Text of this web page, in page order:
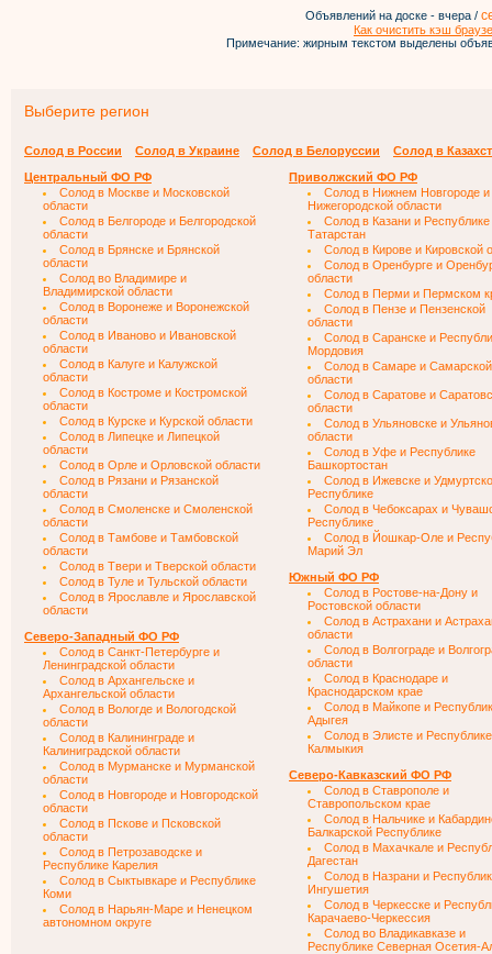
Объявлений на доске - вчера /
Как очистить кэш
Примечание: жирным текстом выделены
Выберите регион
Солод в России Солод в Украине Солод в Белоруссии
Солод в
Центральный ФО РФ
Солод в Москве и Московской
области
Солод в Белгороде и Белгородской
области
Солод в Брянске и Брянской
области
Солод во Владимире и
Владимирской области
Солод в Воронеже и Воронежской
области
Солод в Иваново и Ивановской
области
Солод в Калуге и Калужской
области
Солод в Костроме и Костромской
области
Солод в Курске и Курской области
Солод в Липецке и Липецкой
области
Солод в Орле и Орловской области
Солод в Рязани и Рязанской
области
Солод в Смоленске и Смоленской
области
Солод в Тамбове и Тамбовской
области
Солод в Твери и Тверской области
Солод в Туле и Тульской области
Солод в Ярославле и Ярославской
области
Северо-Западный ФО РФ
Солод в Санкт-Петербурге и
Ленинградской области
Солод в Архангельске и
Архангельской области
Солод в Вологде и Вологодской
области
Солод в Калининграде и
Калиниградской области
Солод в Мурманске и Мурманской
области
Солод в Новгороде и Новгородской
области
Солод в Пскове и Псковской
области
Солод в Петрозаводске и
Республике Карелия
Солод в Сыктывкаре и Республике
Коми
Солод в Нарьян-Маре и Ненецком
автономном округе
Приволжский ФО РФ
Солод в Нижнем Новгороде и
Нижегородской области
Солод в Казани и Республике
Татарстан
Солод в Кирове и Кировской
Солод в Оренбурге и
области
Солод в Перми и Пермском
Солод в Пензе и Пензенской
области
Солод в Саранске и
Мордовия
Солод в Самаре и Самарской
области
Солод в Саратове и
области
Солод в Ульяновске и
области
Солод в Уфе и Республике
Башкортостан
Солод в Ижевске и
Республике
Солод в Чебоксарах и
Республике
Солод в Йошкар-Оле и
Марий Эл
Южный ФО РФ
Солод в Ростове-на-Дону и
Ростовской области
Солод в Астрахани и
области
Солод в Волгограде и
области
Солод в Краснодаре и
Краснодарском крае
Солод в Майкопе и
Адыгея
Солод в Элисте и Республике
Калмыкия
Северо-Кавказский ФО РФ
Солод в Ставрополе и
Ставропольском крае
Солод в Нальчике и
Балкарской Республике
Солод в Махачкале и
Дагестан
Солод в Назрани и
Ингушетия
Солод в Черкесске и
Карачаево-Черкессия
Солод во Владикавказе и
Республике Северная Осетия-